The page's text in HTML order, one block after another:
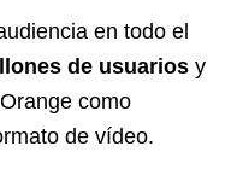
en todo el
de usuarios y
como
de vídeo.